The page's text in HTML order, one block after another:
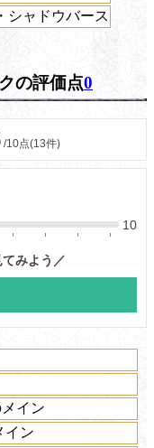
シャドウバース
の評価点0
イン
イン